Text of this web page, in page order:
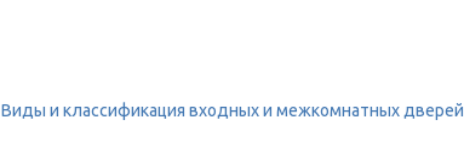
Виды и классификация входных и межкомнатных дверей